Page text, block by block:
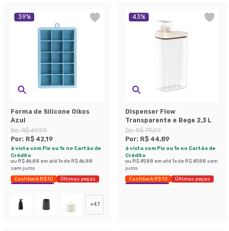
39%
Forma de Silicone Oikos
Azul
De:R$ 69,99
Por: R$ 42,19
à vista com Pix ou 1x no Cartão de
Crédito
ou R$ 46,88 em até1x de R$ 46,88
sem juros
Cashback R$ 10
Últimas peças
Economize 39%
+47
43%
Dispenser Flow
Transparente e Bege 2,3 L
De:R$ 79,99
Por: R$ 44,89
à vista com Pix ou 1x no Cartão de
Crédito
ou R$ 49,88 em até1x de R$ 49,88 sem
juros
Cashback R$ 10
Últimas peças
Economize 43%